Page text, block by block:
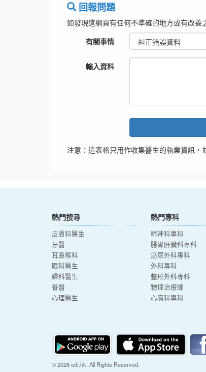
回報問題
如發現這網頁有任何不準確的地方或有改善
有關事情
輸入資料
注意：這表格只用作收集醫生的執業資訊，
熱門搜尋
皮膚科醫生
牙醫
耳鼻喉科
眼科醫生
婦科醫生
脊醫
心理醫生
熱門專科
精神科專科
腸胃肝臟科專科
泌尿外科專科
外科專科
整形外科專科
物理治療師
心臟科專科
© 2026 edr.hk, All Rights Reserved.